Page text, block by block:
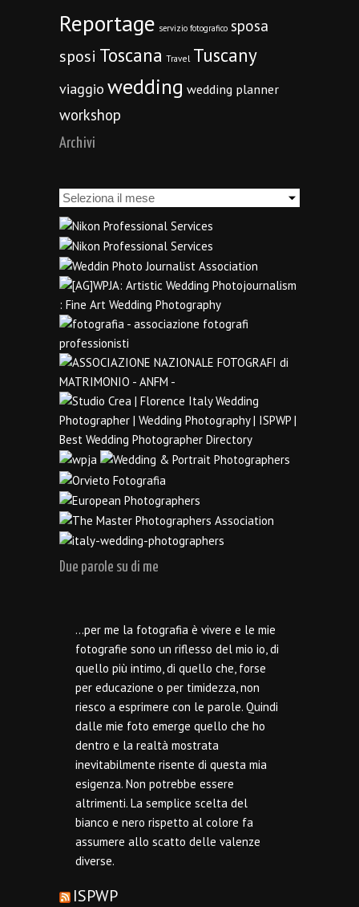
Reportage servizio fotografico sposa
sposi Toscana Travel Tuscany
viaggio wedding wedding planner
workshop
Archivi
Archivi
Due parole su di me
…per me la fotografia è vivere e le mie
fotografie sono un riflesso del mio io, di
quello più intimo, di quello che, forse
per educazione o per timidezza, non
riesco a esprimere con le parole. Quindi
dalle mie foto emerge quello che ho
dentro e la realtà mostrata
inevitabilmente risente di questa mia
esigenza. Non potrebbe essere
altrimenti. La semplice scelta del
bianco e nero rispetto al colore fa
assumere allo scatto delle valenze
diverse.
ISPWP